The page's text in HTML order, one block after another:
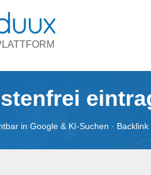
in Google & KI-Suchen ·